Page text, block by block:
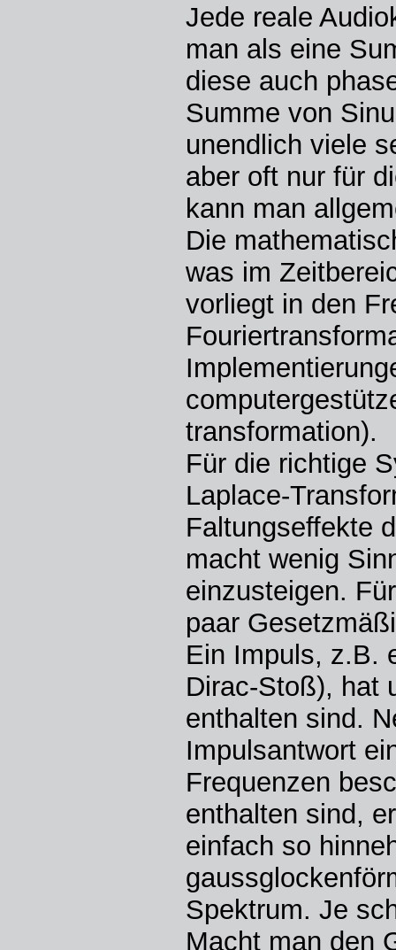
Jede reale
man als eine
diese auch
Summe von
unendlich viele
aber oft nur für
kann man
Die
was im
vorliegt in den
transformation).
Für die richtige
Laplace-
Faltungseffekte
macht wenig
einzusteigen.
paar
Ein Impuls, z.B.
Dirac-Stoß), hat
enthalten sind.
Impulsantwort
Frequenzen
enthalten sind,
einfach so
Spektrum. Je
Macht man den